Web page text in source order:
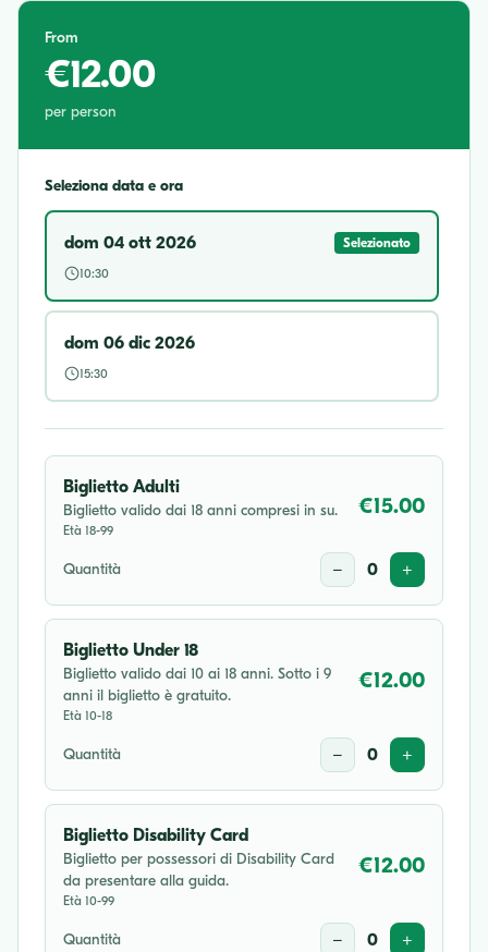
From
€12.00
per person
Seleziona data e ora
dom 04 ott 2026
Selezionato
10:30
dom 06 dic 2026
15:30
Biglietto Adulti
Biglietto valido dai 18 anni compresi in su.
Età 18-99
€15.00
Quantità − 0 +
Biglietto Under 18
Biglietto valido dai 10 ai 18 anni. Sotto i 9
anni il biglietto è gratuito.
Età 10-18
€12.00
Quantità − 0 +
Biglietto Disability Card
Biglietto per possessori di Disability Card
da presentare alla guida.
Età 10-99
€12.00
Quantità − 0 +